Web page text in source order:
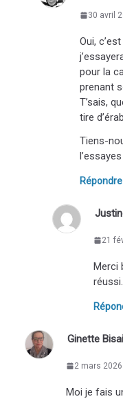
30 avril
Oui,
pour la
prenant
T’sais,
tire
Tiens-
l’essayes
Répondre
21
Merci
Ginette
2 mars
Moi je fais